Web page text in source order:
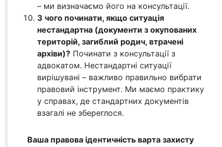
– ми визначаємо його на консультації.
З чого починати, якщо ситуація
нестандартна (документи з окупованих
територій, загиблий родич, втрачені
архіви)? Починати з консультації з
адвокатом. Нестандартні ситуації
вирішувані – важливо правильно вибрати
правовий інструмент. Ми маємо практику
у справах, де стандартних документів
взагалі не збереглося.
Ваша правова ідентичність варта захисту